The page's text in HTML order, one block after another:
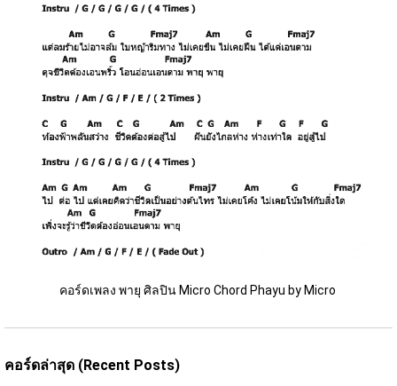
คอร์ดเพลง พายุ ศิลปิน Micro Chord Phayu by Micro
คอร์ดล่าสุด (Recent Posts)